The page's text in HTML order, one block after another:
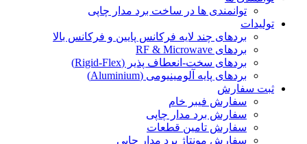
توانمندی ها در ساخت برد مدار چاپی
تولیدات
بردهای چند لایه فرکانس پایین و فرکانس بالا
بردهای RF & Microwave
بردهای سخت-انعطاف پذیر (Rigid-Flex)
بردهای پایه آلومینیومی (Aluminium)
ثبت سفارش
سفارش فیبر خام
سفارش برد مدار چاپی
سفارش تامین قطعات
سفارش مونتاژ برد مدار چاپی